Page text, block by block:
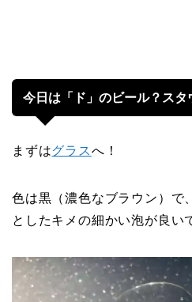
今日は「ド」のビール？スタ
まずはグラスへ！
色は黒（濃色なブラウン）で
としたキメの細かい泡が良い